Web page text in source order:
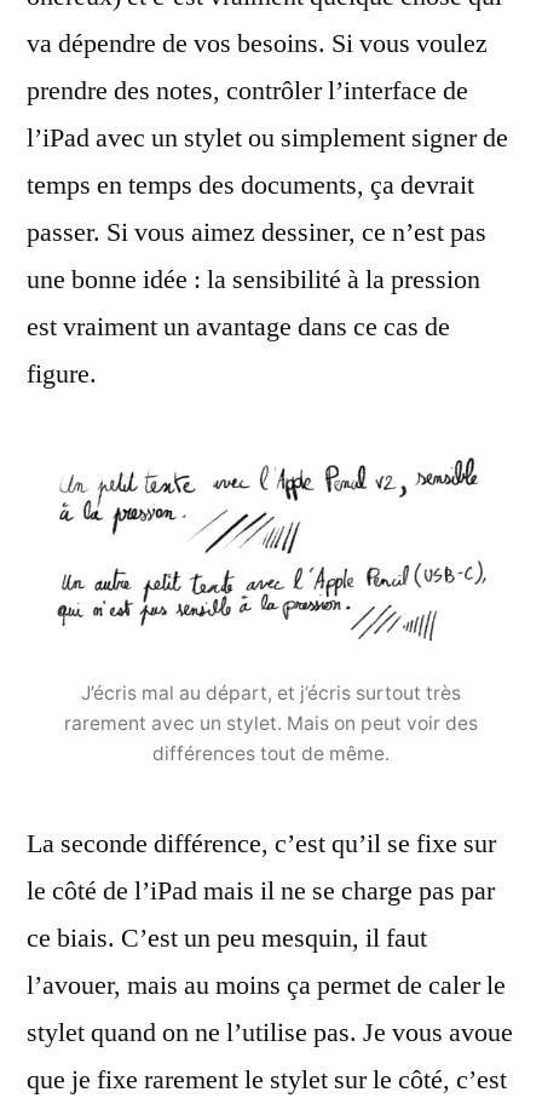
va dépendre de vos besoins. Si vous voulez
prendre des notes, contrôler l’interface de
l’iPad avec un stylet ou simplement signer de
temps en temps des documents, ça devrait
passer. Si vous aimez dessiner, ce n’est pas
une bonne idée : la sensibilité à la pression
est vraiment un avantage dans ce cas de
figure.
J’écris mal au départ, et j’écris surtout très
rarement avec un stylet. Mais on peut voir des
différences tout de même.
La seconde différence, c’est qu’il se fixe sur
le côté de l’iPad mais il ne se charge pas par
ce biais. C’est un peu mesquin, il faut
l’avouer, mais au moins ça permet de caler le
stylet quand on ne l’utilise pas. Je vous avoue
que je fixe rarement le stylet sur le côté, c’est